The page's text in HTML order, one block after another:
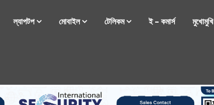
ল্যাপটপ মোবাইল টেলিকম ই – কমার্স মুখোমুখি